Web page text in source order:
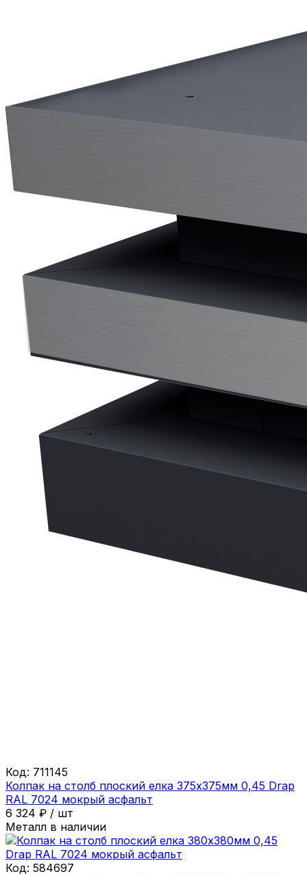
Код: 711145
Колпак на столб плоский елка 375х375мм 0,45 Drap
RAL 7024 мокрый асфальт
6 324 ₽ / шт
Металл в наличии
Код: 584697